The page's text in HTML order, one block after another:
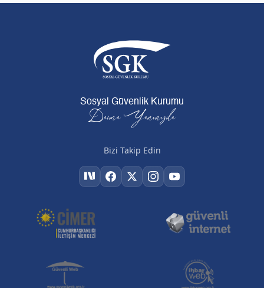
Sosyal Güvenlik Kurumu
Daima Yanınızda
Bizi Takip Edin